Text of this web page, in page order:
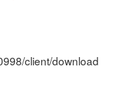
client/download